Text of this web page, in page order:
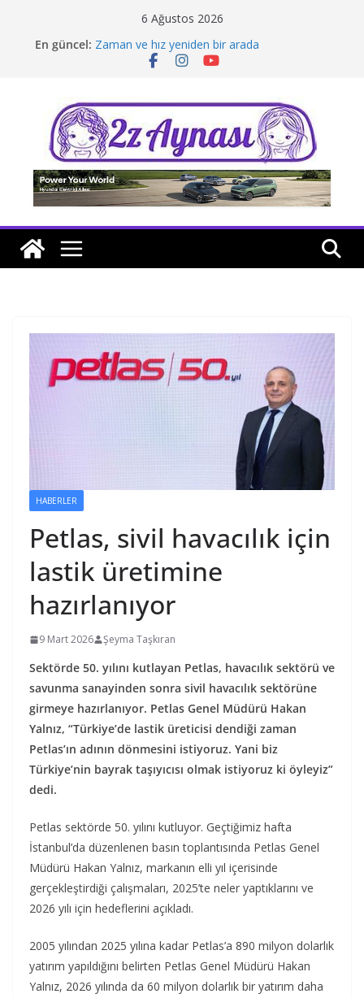
6 Ağustos 2026
En güncel: Zaman ve hız yeniden bir arada
Borusan Next Bodrum’da açıldı
Tatil rotasında test sürüşü
HABERLER
Petlas, sivil havacılık için
lastik üretimine
hazırlanıyor
9 Mart 2026 Şeyma Taşkıran
Sektörde 50. yılını kutlayan Petlas, havacılık sektörü ve
savunma sanayinden sonra sivil havacılık sektörüne
girmeye hazırlanıyor. Petlas Genel Müdürü Hakan
Yalnız, “Türkiye’de lastik üreticisi dendiği zaman
Petlas’ın adının dönmesini istiyoruz. Yani biz
Türkiye’nin bayrak taşıyıcısı olmak istiyoruz ki öyleyiz”
dedi.
Petlas sektörde 50. yılını kutluyor. Geçtiğimiz hafta
İstanbul’da düzenlenen basın toplantısında Petlas Genel
Müdürü Hakan Yalnız, markanın elli yıl içerisinde
gerçekleştirdiği çalışmaları, 2025’te neler yaptıklarını ve
2026 yılı için hedeflerini açıkladı.
2005 yılından 2025 yılına kadar Petlas’a 890 milyon dolarlık
yatırım yapıldığını belirten Petlas Genel Müdürü Hakan
Yalnız, 2026 yılında da 60 milyon dolarlık bir yatırım daha